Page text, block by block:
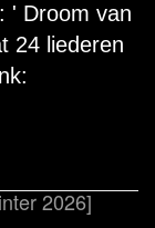
' Droom van
24 liederen
2026]